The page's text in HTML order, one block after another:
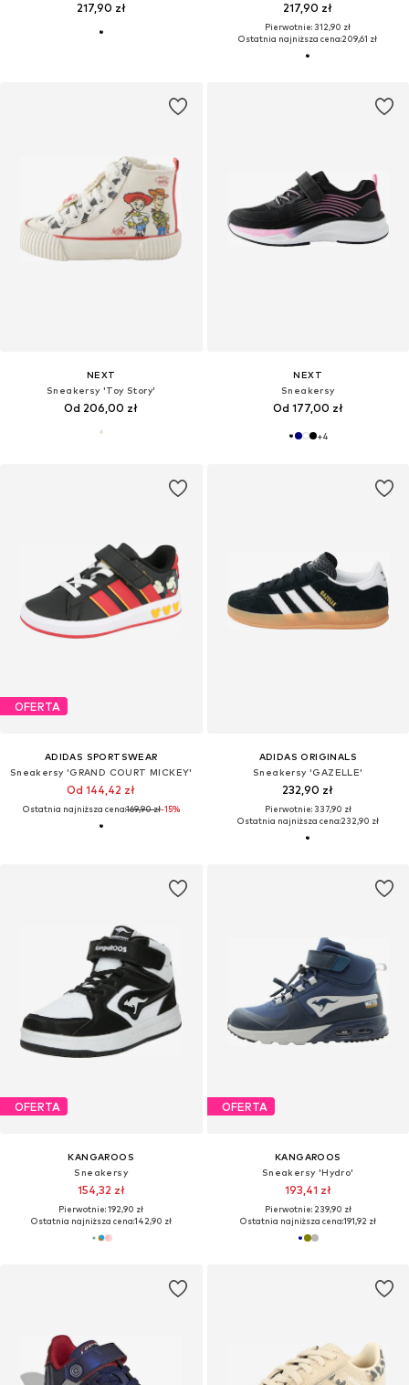
217,90 zł 217,90 zł
Pierwotnie: 312,90 zł
Ostatnia najniższa cena:209,61 zł
NEXT
Sneakersy 'Toy Story'
Od 206,00 zł
NEXT
Sneakersy
Od 177,00 zł
+4
OFERTA
ADIDAS SPORTSWEAR
Sneakersy 'GRAND COURT MICKEY'
Od 144,42 zł
Ostatnia najniższa cena:169,90 zł-15%
ADIDAS ORIGINALS
Sneakersy 'GAZELLE'
232,90 zł
Pierwotnie: 337,90 zł
Ostatnia najniższa cena:232,90 zł
OFERTA
KANGAROOS
Sneakersy
154,32 zł
Pierwotnie: 192,90 zł
Ostatnia najniższa cena:142,90 zł
OFERTA
KANGAROOS
Sneakersy 'Hydro'
193,41 zł
Pierwotnie: 239,90 zł
Ostatnia najniższa cena:191,92 zł